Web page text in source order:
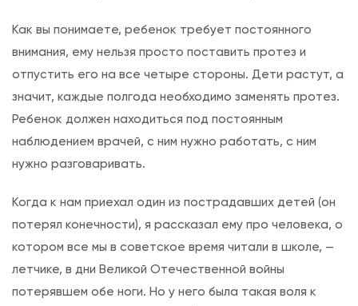
Как вы понимаете, ребенок требует постоянного
внимания, ему нельзя просто поставить протез и
отпустить его на все четыре стороны. Дети растут, а
значит, каждые полгода необходимо заменять протез.
Ребенок должен находиться под постоянным
наблюдением врачей, с ним нужно работать, с ним
нужно разговаривать.
Когда к нам приехал один из пострадавших детей (он
потерял конечности), я рассказал ему про человека, о
котором все мы в советское время читали в школе, —
летчике, в дни Великой Отечественной войны
потерявшем обе ноги. Но у него была такая воля к